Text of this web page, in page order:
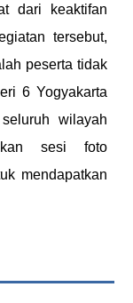
dari keaktifan
tersebut,
peserta tidak
6 Yogyakarta
wilayah
sesi foto
mendapatkan